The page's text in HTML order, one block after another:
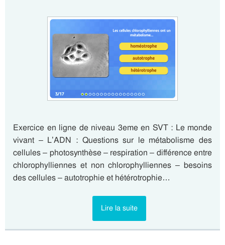
Exercice en ligne de niveau 3eme en SVT : Le monde
vivant – L’ADN : Questions sur le métabolisme des
cellules – photosynthèse – respiration – différence entre
chlorophylliennes et non chlorophylliennes – besoins
des cellules – autotrophie et hétérotrophie…
Lire la suite